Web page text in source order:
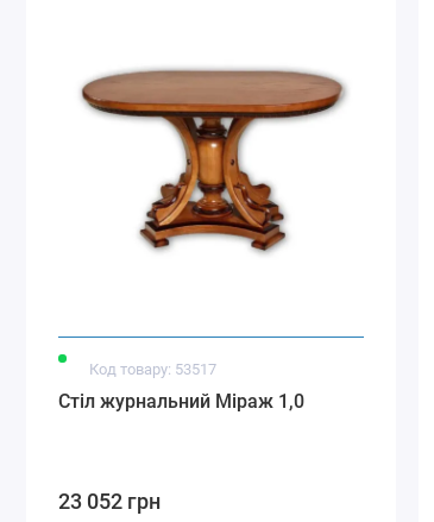
Код товару: 53517
Стіл журнальний Міраж 1,0
23 052 грн